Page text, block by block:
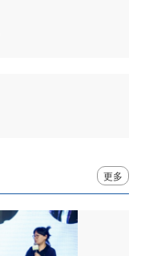
更多